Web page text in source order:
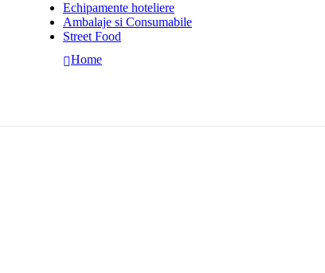
Echipamente hoteliere
Ambalaje si Consumabile
Street Food
Home